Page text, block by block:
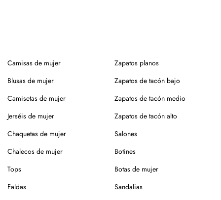
Si tienes alguna duda, puedes consultarnos.
Camisas de mujer
Blusas de mujer
Camisetas de mujer
Jerséis de mujer
Chaquetas de mujer
Chalecos de mujer
Tops
Faldas
Zapatos planos
Zapatos de tacón bajo
Zapatos de tacón medio
Zapatos de tacón alto
Salones
Botines
Botas de mujer
Sandalias